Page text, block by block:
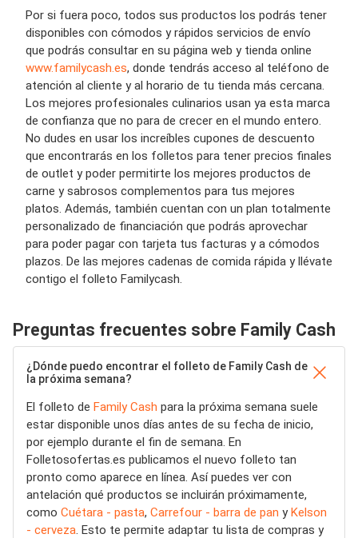
Por si fuera poco, todos sus productos los podrás tener
disponibles con cómodos y rápidos servicios de envío
que podrás consultar en su página web y tienda online
www.familycash.es, donde tendrás acceso al teléfono de
atención al cliente y al horario de tu tienda más cercana.
Los mejores profesionales culinarios usan ya esta marca
de confianza que no para de crecer en el mundo entero.
No dudes en usar los increíbles cupones de descuento
que encontrarás en los folletos para tener precios finales
de outlet y poder permitirte los mejores productos de
carne y sabrosos complementos para tus mejores
platos. Además, también cuentan con un plan totalmente
personalizado de financiación que podrás aprovechar
para poder pagar con tarjeta tus facturas y a cómodos
plazos. De las mejores cadenas de comida rápida y llévate
contigo el folleto Familycash.
Preguntas frecuentes sobre Family Cash
¿Dónde puedo encontrar el folleto de Family Cash de
la próxima semana?
El folleto de Family Cash para la próxima semana suele
estar disponible unos días antes de su fecha de inicio,
por ejemplo durante el fin de semana. En
Folletosofertas.es publicamos el nuevo folleto tan
pronto como aparece en línea. Así puedes ver con
antelación qué productos se incluirán próximamente,
como Cuétara - pasta, Carrefour - barra de pan yKelson
- cerveza. Esto te permite adaptar tu lista de compras y